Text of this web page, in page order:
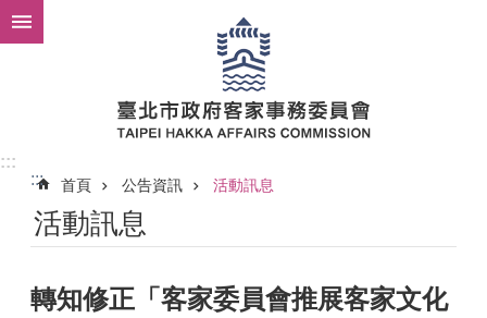
跳到主要內容區塊
:::
:::
首頁 公告資訊 活動訊息
活動訊息
轉知修正「客家委員會推展客家文化